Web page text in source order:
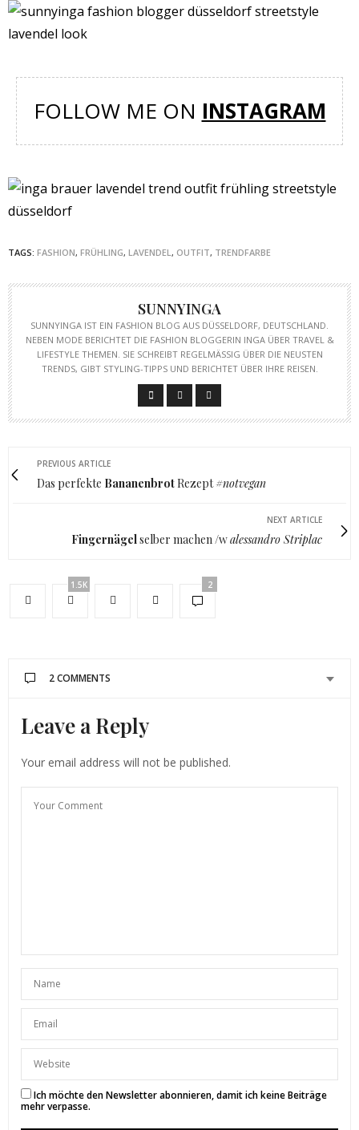
FOLLOW ME ON INSTAGRAM
TAGS: FASHION, FRÜHLING, LAVENDEL , OUTFIT, TRENDFARBE
SUNNYINGA
SUNNYINGA IST EIN FASHION BLOG AUS DÜSSELDORF, DEUTSCHLAND.
NEBEN MODE BERICHTET DIE FASHION BLOGGERIN INGA ÜBER TRAVEL &
LIFESTYLE THEMEN. SIE SCHREIBT REGELMÄSSIG ÜBER DIE NEUSTEN T
RENDS, GIBT STYLING-TIPPS UND BERICHTET ÜBER IHRE REISEN.
PREVIOUS ARTICLE
Das perfekte BananenbrotRezept#notvegan
NEXT ARTICLE
Fingernägel selber machen /walessandro Striplac
1.5K 2
2 COMMENTS
SUSI SAGT:
Ich warte seit Jahren darauf, dass Lavendel
leider gab es keine große Auswahl an schönen
Leave a Reply
Your email address will not be published.
Ich möchte den Newsletter abonnieren, damit ich keine Beiträge
mehr verpasse.